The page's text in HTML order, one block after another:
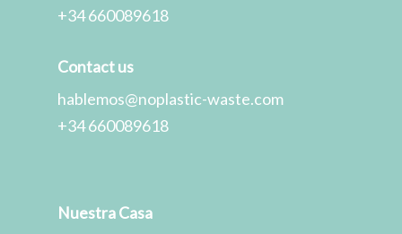
+34 660089618
Contact us
hablemos@noplastic-waste.com
+34 660089618
Nuestra Casa